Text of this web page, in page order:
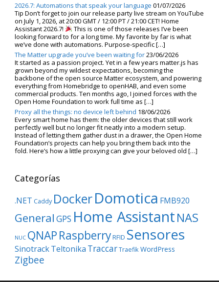
2026.7: Automations that speak your language 01/07/2026
Tip Don’t forget to join our release party live stream on YouTube
on July 1, 2026, at 20:00 GMT / 12:00 PT / 21:00 CET! Home
Assistant 2026.7!
This is one of those releases I’ve been
looking forward to for a long time. My favorite by far is what
we’ve done with automations. Purpose-specific […]
The Matter upgrade you’ve been waiting for23/06/2026
It started as a passion project. Yet in a few years matter.js has
grown beyond my wildest expectations, becoming the
backbone of the open source Matter ecosystem, and powering
everything from Homebridge to openHAB, and even some
commercial products. Ten months ago, I joined forces with the
Open Home Foundation to work full time as […]
Proxy all the things: no device left behind 18/06/2026
Every smart home has them: the older devices that still work
perfectly well but no longer fit neatly into a modern setup.
Instead of letting them gather dust in a drawer, the Open Home
Foundation’s projects can help you bring them back into the
fold. Here’s how a little proxying can give your beloved old […]
Categorías
.NET Caddy DockerDomotica FMB920
General GPS Home AssistantNAS
NUC QNAPRaspberryRFID Sensores
SinotrackTeltonika TraccarTraefikWordPress
Zigbee